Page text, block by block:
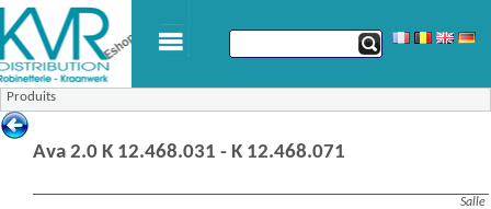
Produits